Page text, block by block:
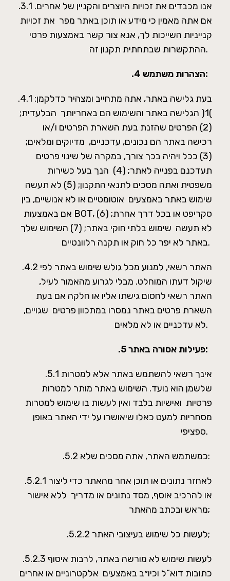
.3.1 אנו מכבדים את זכויות היוצרים והקניין של אחרים.
אם אתה מאמין כי מידע או תוכן באתר מפר את זכויות
קנייניות השייכות לך, אנא צור קשר באמצעות פרטי
ההתקשרות שבתחתית תקנון זה.
.4 הצהרות משתמש:
.4.1 בעת גלישה באתר, אתה מתחייב ומצהיר כדלקמן:
)1( הגלישה באתר והשימוש הם באחריותך הבלעדית;
(2) הפרטים שהזנת בעת השארת הפרטים ו/או
רכישה באתר הם נכונים, עדכניים, מדיוקים ומלאים;
(3) ככל ויהיה בכך צורך, במקרה של שינוי פרטים
תעדכנם בפנייה לאתר; (4) הנך בעל כשירות
משפטית ואתה מסכים לתנאי התקנון; (5) לא תעשה
שימוש באתר באמצעים אוטומטיים או לא אנושיים, בין
אם באמצעות BOT, סקריפט או בכל דרך אחרת; (6)
לא תעשה שימוש בלתי חוקי באתר; (7) השימוש שלך
באתר לא יפר כל חוק או תקנה רלוונטיים.
.4.2 האתר רשאי, למנוע מכל גולש שימוש באתר לפי
שיקול דעתו המוחלט. מבלי לגרוע מהאמור לעיל,
האתר רשאי לחסום גישתו אליו או חלקה אם בעת
השארת פרטים באתר נמסרו במתכוון פרטים שגויים,
לא עדכניים או לא מלאים.
.5 פעילות אסורה באתר:
.5.1 אינך רשאי להשתמש באתר אלא למטרות
שלשמן הוא נועד. השימוש באתר מותר למטרות
פרטיות ואישיות בלבד ואין לעשות בו שימוש למטרות
מסחריות למעט כאלו שיאושרו על ידי האתר באופן
ספציפי.
.5.2 כמשתמש האתר, אתה מסכים שלא:
.5.2.1 לאחזר נתונים או תוכן אחר מהאתר כדי ליצור
או להרכיב אוסף, מסד נתונים או מדריך ללא אישור
מראש ובכתב מהאתר;
.5.2.2 לעשות כל שימוש בעיצובי האתר;
.5.2.3 לעשות שימוש לא מורשה באתר, לרבות איסוף
כתובות דוא”ל וכיו״ב באמצעים אלקטרוניים או אחרים